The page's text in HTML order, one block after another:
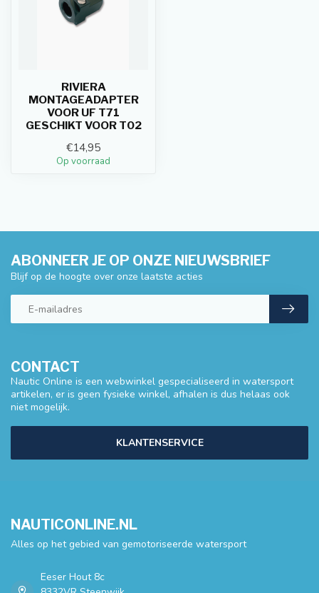
RIVIERA
MONTAGEADAPTER
VOOR UF T71
GESCHIKT VOOR T02
€14,95
Op voorraad
CONTACT
Nautic Online is een webwinkel gespecialiseerd in watersport
artikelen, er is geen fysieke winkel, afhalen is dus helaas ook
niet mogelijk.
KLANTENSERVICE
ABONNEER JE OP ONZE NIEUWSBRIEF
Blijf op de hoogte over onze laatste acties
NAUTICONLINE.NL
Alles op het gebied van gemotoriseerde watersport
Eeser Hout 8c